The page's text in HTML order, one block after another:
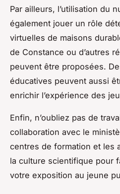
Par ailleurs, l’utilisation du
également jouer un rôle
virtuelles de maisons
de Constance ou d’autres
peuvent être proposées.
éducatives peuvent aussi
enrichir l’expérience des
Enfin, n’oubliez pas de
collaboration avec le
centres de formation et les
la culture scientifique pour
votre exposition au jeune